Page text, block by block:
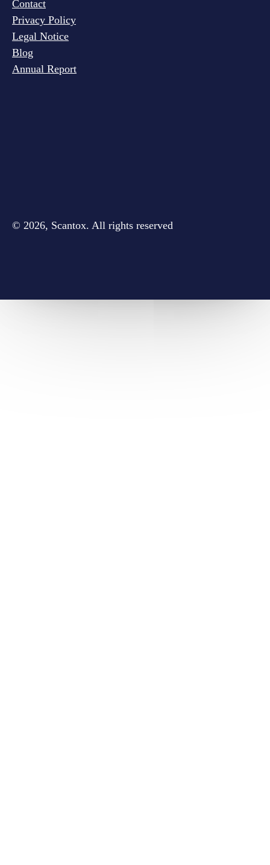
Contact
Privacy Policy
Legal Notice
Blog
Annual Report
© 2026, Scantox. All rights reserved